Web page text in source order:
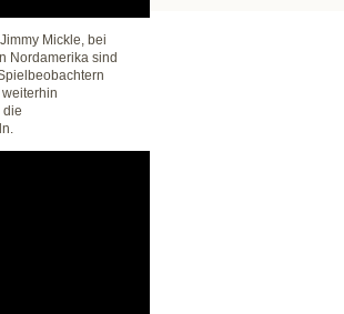
Mickle, bei
Nordamerika sind
die